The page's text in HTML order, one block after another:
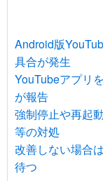
Android版
具合が発生
YouTubeアプリ
が報告
強制停止や再起
等の対処
改善しない場合
待つ